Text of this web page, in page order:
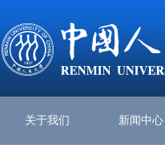
关于我们 新闻中心